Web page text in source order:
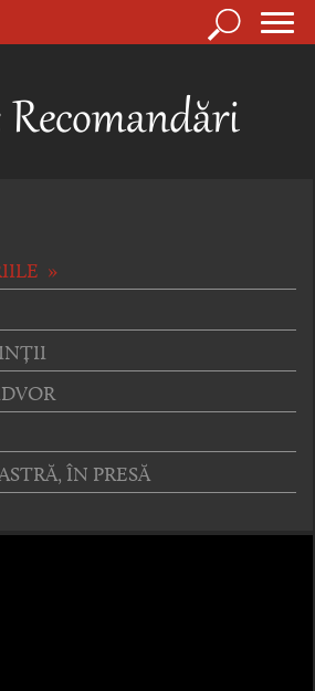
Căutare
Recomandări
»
ÎN PRESĂ